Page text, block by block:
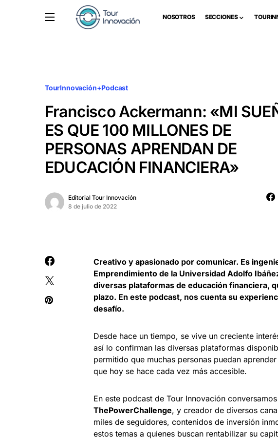
NOSOTROS SECCIONES
TourInnovación+Podcast
Francisco Ackermann: «MI
ES QUE 100 MILLONES DE
PERSONAS APRENDAN DE
EDUCACIÓN FINANCIERA»
Editorial Tour Innovación
8 de julio de 2022
Creativo y apasionado por comunicar. Es
Emprendimiento de la Universidad Adolfo
diversas plataformas de educación financiera,
plazo. En este podcast, nos cuenta su
desafío.
Desde hace un tiempo, se vive un creciente
así lo confirman las diversas plataformas
permitido que muchas personas puedan
que hoy se hace cada vez más accesible.
En este podcast de Tour Innovación
ThePowerChallenge, y creador de diversos
miles de seguidores, contenidos de inversión
estos temas a quienes buscan rentabilizar su